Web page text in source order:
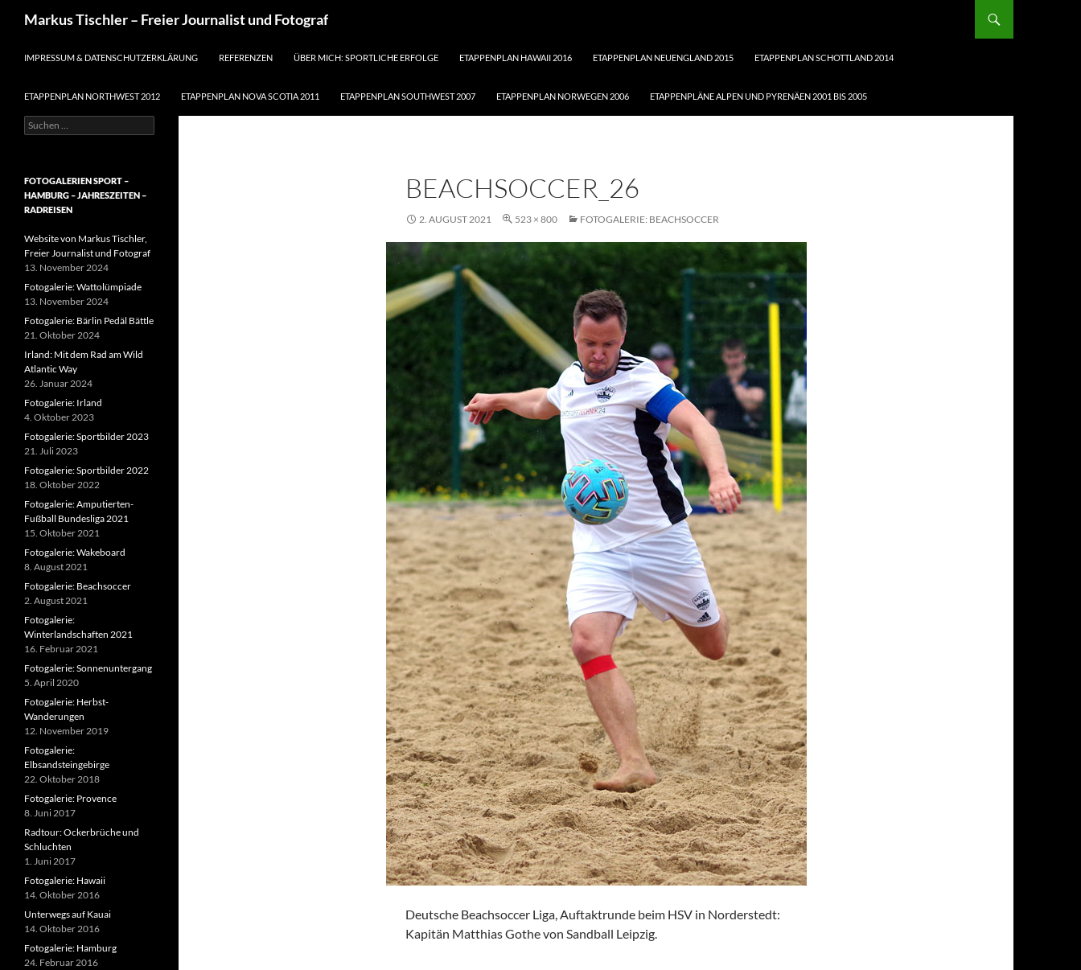
Markus Tischler – Freier Journalist und Fotograf
IMPRESSUM & DATENSCHUTZERKLÄRUNG
REFERENZEN ÜBER MICH: SPORTLICHE ERFOLGE ETAPPENPLAN HAWAII 2016 ETAPPENPLAN NEUENGLAND 2015 ETAPPENPLAN SCHOTTLAND 2014
ETAPPENPLAN NORTHWEST 2012 ETAPPENPLAN NOVA SCOTIA 2011 ETAPPENPLAN SOUTHWEST 2007 ETAPPENPLAN NORWEGEN 2006 ETAPPENPLÄNE ALPEN UND PYRENÄEN 2001 BIS 2005
BEACHSOCCER_26
2. AUGUST 2021 523 × 800 FOTOGALERIE: BEACHSOCCER
Deutsche Beachsoccer Liga, Auftaktrunde beim HSV in Norderstedt:
Kapitän Matthias Gothe von Sandball Leipzig.
Suchen
nach:
FOTOGALERIEN SPORT –
HAMBURG – JAHRESZEITEN –
RADREISEN
Website von Markus Tischler,
Freier Journalist und Fotograf
13. November 2024
Fotogalerie: Wattolümpiade
13. November 2024
Fotogalerie: Bärlin Pedäl Bättle
21. Oktober 2024
Irland: Mit dem Rad am Wild
Atlantic Way
26. Januar 2024
Fotogalerie: Irland
4. Oktober 2023
Fotogalerie: Sportbilder 2023
21. Juli 2023
Fotogalerie: Sportbilder 2022
18. Oktober 2022
Fotogalerie: Amputierten-
Fußball Bundesliga 2021
15. Oktober 2021
Fotogalerie: Wakeboard
8. August 2021
Fotogalerie: Beachsoccer
2. August 2021
Fotogalerie:
Winterlandschaften 2021
16. Februar 2021
Fotogalerie: Sonnenuntergang
5. April 2020
Fotogalerie: Herbst-
Wanderungen
12. November 2019
Fotogalerie:
Elbsandsteingebirge
22. Oktober 2018
Fotogalerie: Provence
8. Juni 2017
Radtour: Ockerbrüche und
Schluchten
1. Juni 2017
Fotogalerie: Hawaii
14. Oktober 2016
Unterwegs auf Kauai
14. Oktober 2016
Fotogalerie: Hamburg
24. Februar 2016